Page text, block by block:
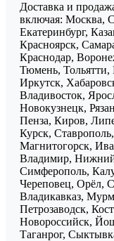
Доставка и
включая: Москва,
Екатеринбург,
Красноярск,
Краснодар,
Тюмень, Тольятти,
Иркутск,
Владивосток,
Новокузнецк,
Пенза, Киров,
Курск,
Магнитогорск,
Владимир, Нижний
Симферополь,
Череповец, Орёл,
Владикавказ,
Петрозаводск,
Новороссийск,
Таганрог,